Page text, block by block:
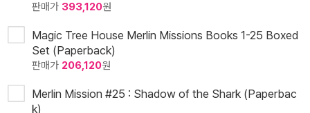
판매가 393,120원
Magic Tree House Merlin Missions Books 1-25 Boxed
Set (Paperback)
판매가 206,120원
Merlin Mission #25 : Shadow of the Shark (Paperbac
k)